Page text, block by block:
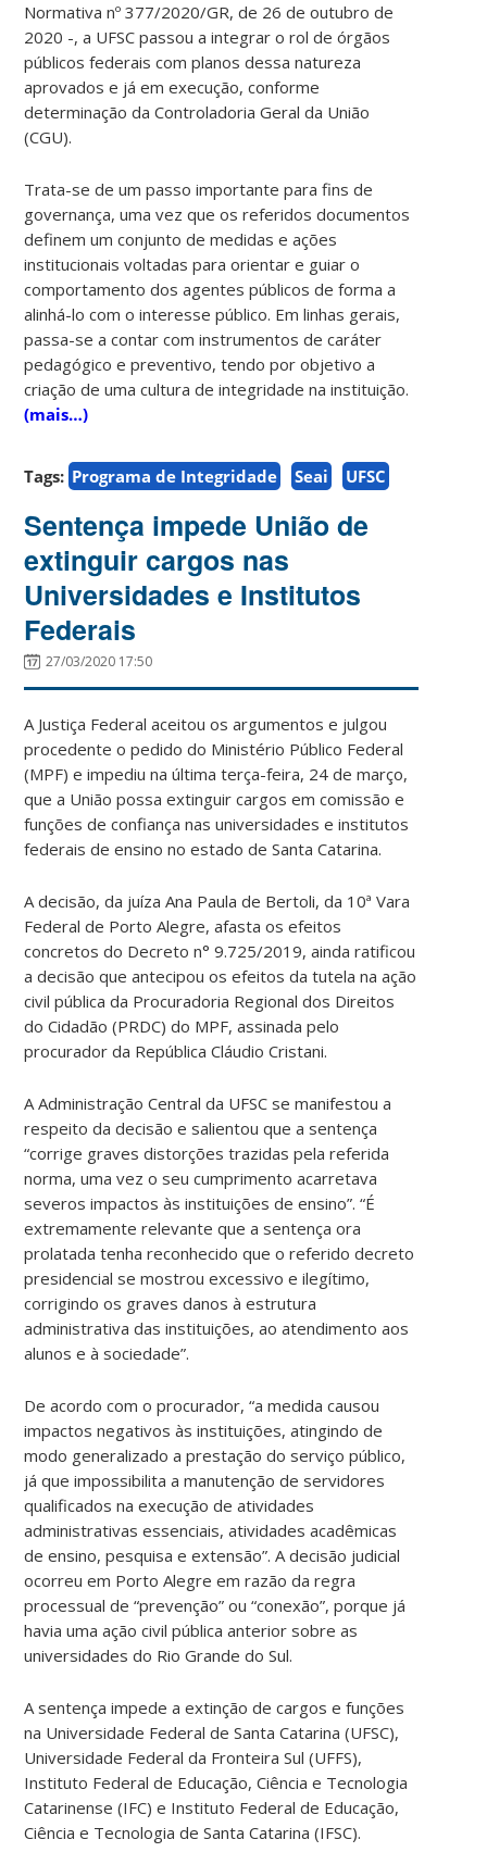
Normativa nº 377/2020/GR, de 26 de outubro de
2020 -, a UFSC passou a integrar o rol de órgãos
públicos federais com planos dessa natureza
aprovados e já em execução, conforme
determinação da Controladoria Geral da União
(CGU).
Trata-se de um passo importante para fins de
governança, uma vez que os referidos documentos
definem um conjunto de medidas e ações
institucionais voltadas para orientar e guiar o
comportamento dos agentes públicos de forma a
alinhá-lo com o interesse público. Em linhas gerais,
passa-se a contar com instrumentos de caráter
pedagógico e preventivo, tendo por objetivo a
criação de uma cultura de integridade na instituição.
(mais…)
Tags: Programa de Integridade Seai UFSC
Sentença impede União de
extinguir cargos nas
Universidades e Institutos
Federais
27/03/2020 17:50
A Justiça Federal aceitou os argumentos e julgou
procedente o pedido do Ministério Público Federal
(MPF) e impediu na última terça-feira, 24 de março,
que a União possa extinguir cargos em comissão e
funções de confiança nas universidades e institutos
federais de ensino no estado de Santa Catarina.
A decisão, da juíza Ana Paula de Bertoli, da 10ª Vara
Federal de Porto Alegre, afasta os efeitos
concretos do Decreto n° 9.725/2019, ainda ratificou
a decisão que antecipou os efeitos da tutela na ação
civil pública da Procuradoria Regional dos Direitos
do Cidadão (PRDC) do MPF, assinada pelo
procurador da República Cláudio Cristani.
A Administração Central da UFSC se manifestou a
respeito da decisão e salientou que a sentença
“corrige graves distorções trazidas pela referida
norma, uma vez o seu cumprimento acarretava
severos impactos às instituições de ensino”. “É
extremamente relevante que a sentença ora
prolatada tenha reconhecido que o referido decreto
presidencial se mostrou excessivo e ilegítimo,
corrigindo os graves danos à estrutura
administrativa das instituições, ao atendimento aos
alunos e à sociedade”.
De acordo com o procurador, “a medida causou
impactos negativos às instituições, atingindo de
modo generalizado a prestação do serviço público,
já que impossibilita a manutenção de servidores
qualificados na execução de atividades
administrativas essenciais, atividades acadêmicas
de ensino, pesquisa e extensão”. A decisão judicial
ocorreu em Porto Alegre em razão da regra
processual de “prevenção” ou “conexão”, porque já
havia uma ação civil pública anterior sobre as
universidades do Rio Grande do Sul.
A sentença impede a extinção de cargos e funções
na Universidade Federal de Santa Catarina (UFSC),
Universidade Federal da Fronteira Sul (UFFS),
Instituto Federal de Educação, Ciência e Tecnologia
Catarinense (IFC) e Instituto Federal de Educação,
Ciência e Tecnologia de Santa Catarina (IFSC).